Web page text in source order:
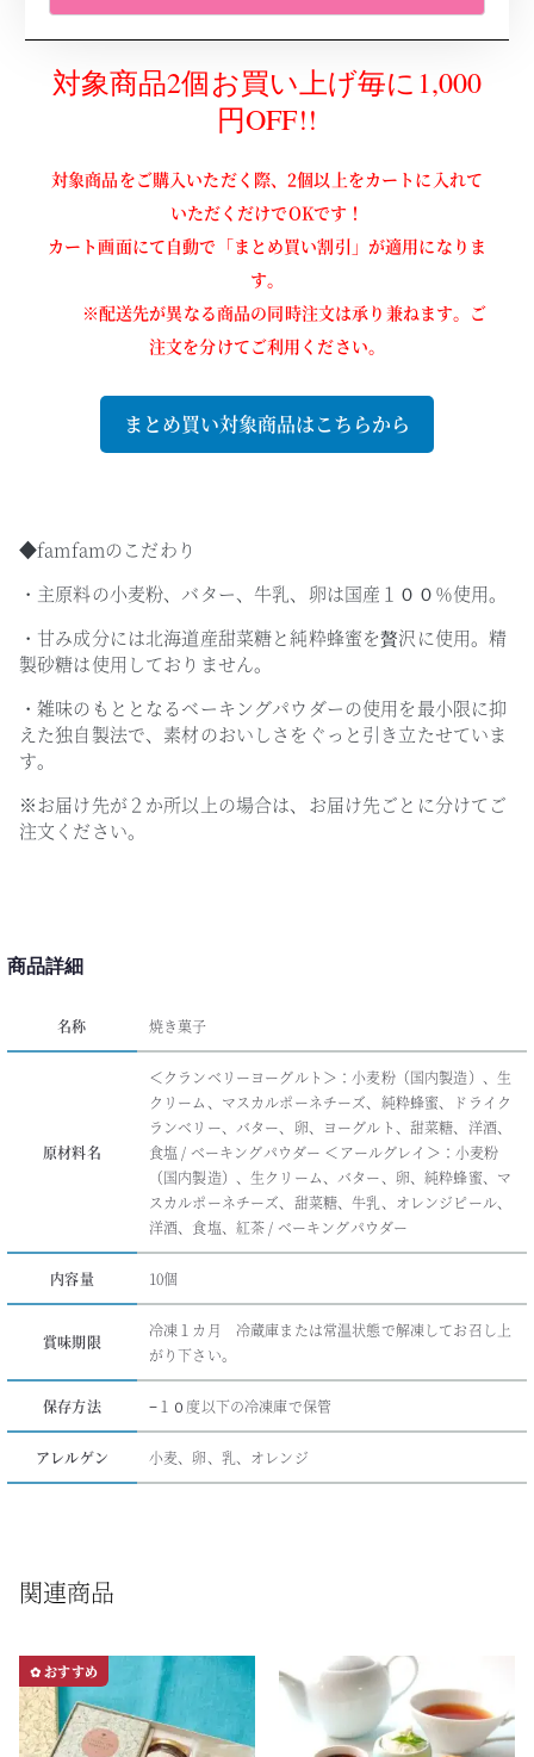
対象商品2個お買い上げ毎に1,000
円OFF!!
対象商品をご購入いただく際、2個以上をカートに入れて
いただくだけでOKです！
カート画面にて自動で「まとめ買い割引」が適用になりま
す。
※配送先が異なる商品の同時注文は承り兼ねます。ご
注文を分けてご利用ください。
まとめ買い対象商品はこちらから
◆famfamのこだわり
・主原料の小麦粉、バター、牛乳、卵は国産１００％使用。
・甘み成分には北海道産甜菜糖と純粋蜂蜜を贅沢に使用。精
製砂糖は使用しておりません。
・雑味のもととなるベーキングパウダーの使用を最小限に抑
えた独自製法で、素材のおいしさをぐっと引き立たせていま
す。
※お届け先が２か所以上の場合は、お届け先ごとに分けてご
注文ください。
商品詳細
名称 焼き菓子
原材料名
＜クランベリーヨーグルト＞：小麦粉（国内製造）、生
クリーム、マスカルポーネチーズ、純粋蜂蜜、ドライク
ランベリー、バター、卵、ヨーグルト、甜菜糖、洋酒、
食塩 / ベーキングパウダー ＜アールグレイ＞：小麦粉
（国内製造）、生クリーム、バター、卵、純粋蜂蜜、マ
スカルポーネチーズ、甜菜糖、牛乳、オレンジピール、
洋酒、食塩、紅茶 / ベーキングパウダー
内容量 10個
賞味期限
冷凍１カ月 冷蔵庫または常温状態で解凍してお召し上
がり下さい。
保存方法 −１０度以下の冷凍庫で保管
アレルゲン 小麦、卵、乳、オレンジ
関連商品
✿ おすすめ